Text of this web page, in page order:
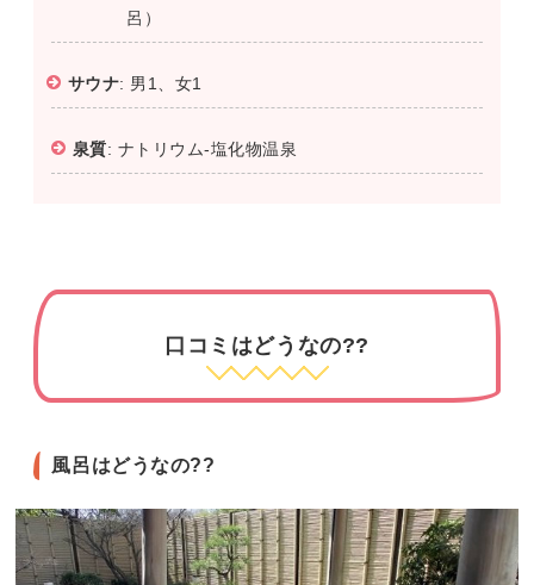
呂）
サウナ: 男1、女1
泉質: ナトリウム-塩化物温泉
口コミはどうなの??
風呂はどうなの??